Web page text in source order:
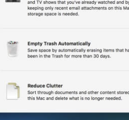
أنت على وشك الإنتهاء.
اشترك في أفضل عروضنا وأخبارنا